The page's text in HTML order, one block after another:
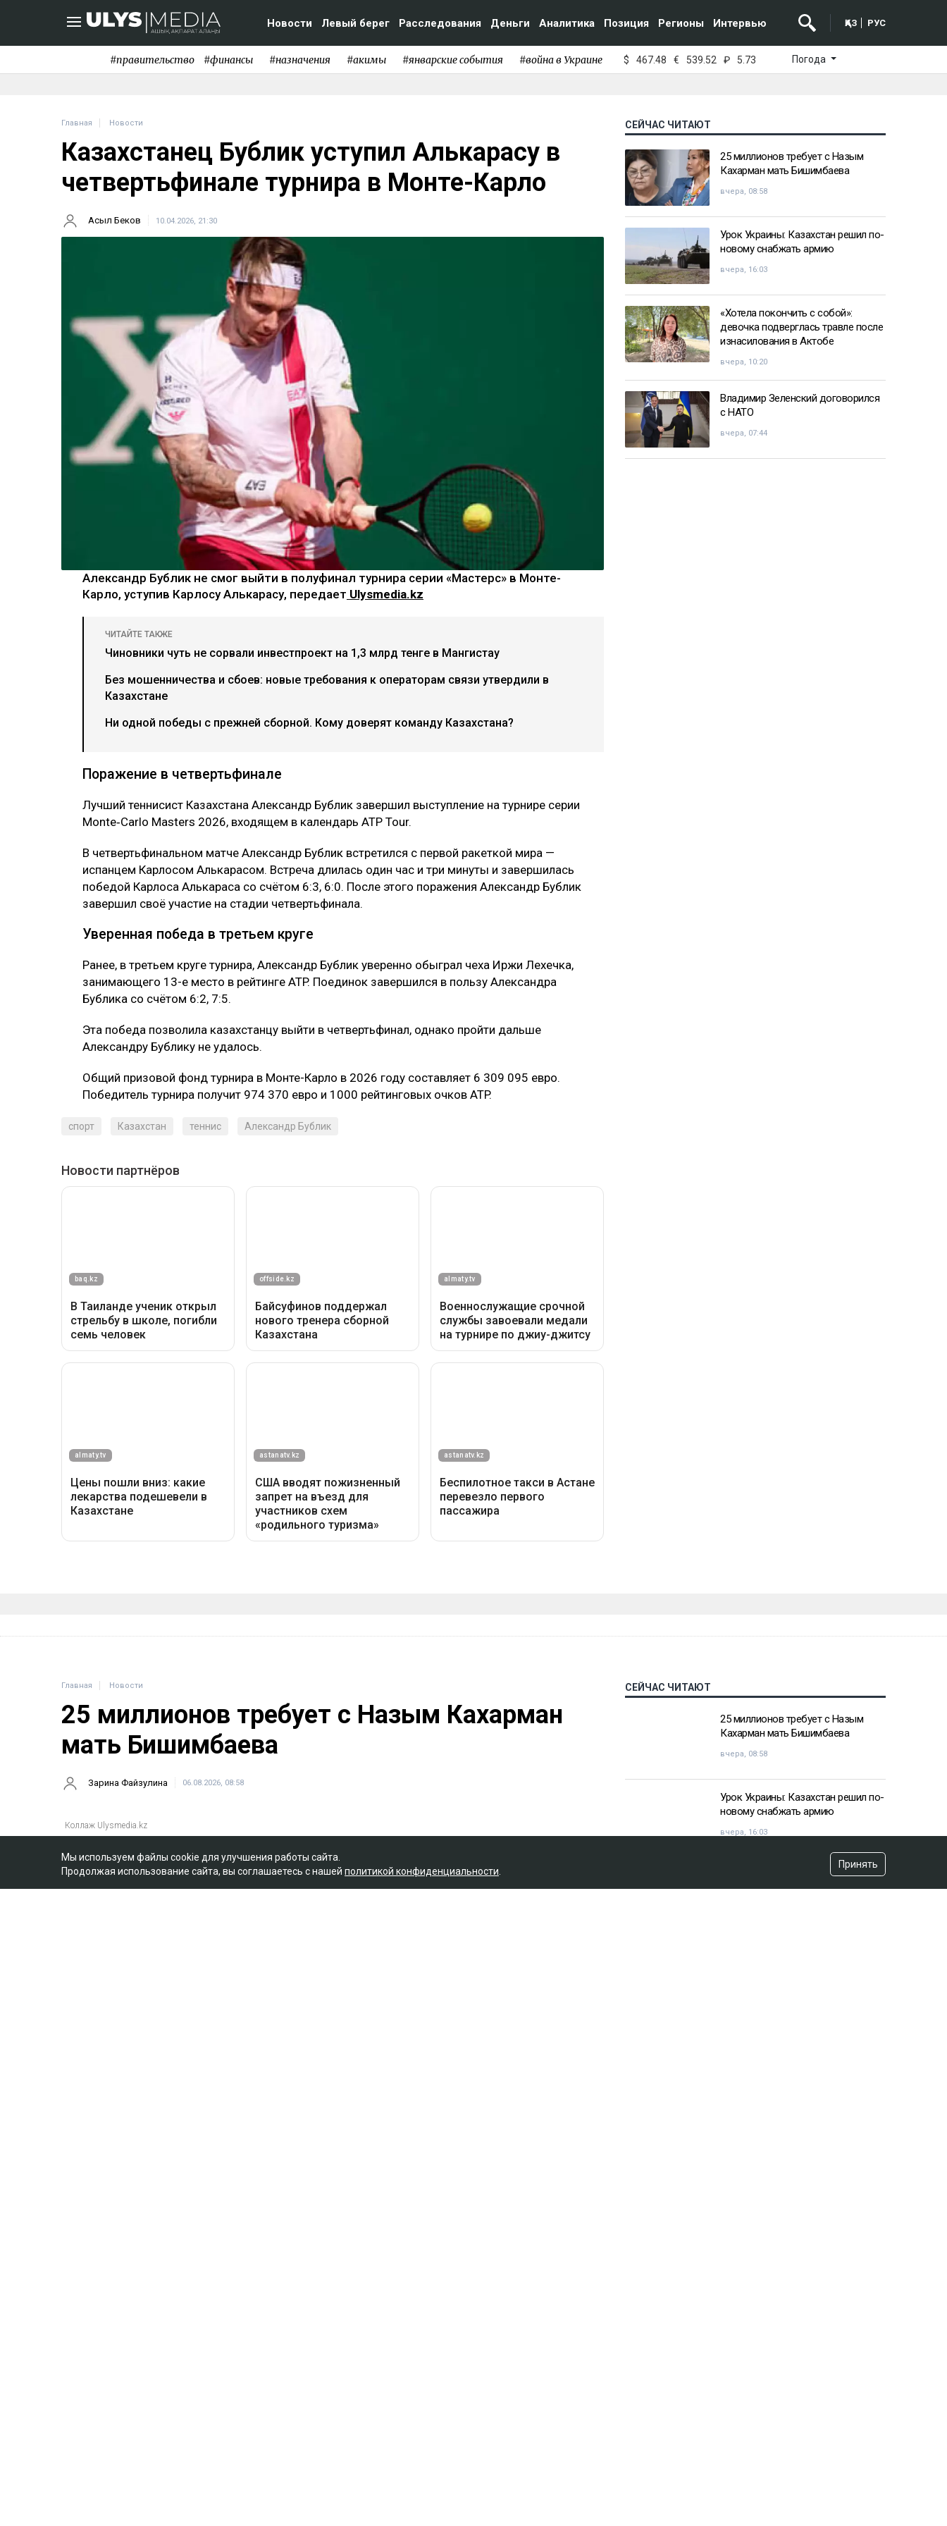
Новости Левый берег Расследования Деньги Аналитика Позиция Регионы Интервью ҚАЗ РУС
#правительство #финансы #назначения #акимы #январские события #война в Украине $ 467.48 € 539.52 ₽ 5.73 Погода
Главная Новости
Казахстанец Бублик уступил Алькарасу в
четвертьфинале турнира в Монте-Карло
Асыл Беков 10.04.2026, 21:30
Александр Бублик не смог выйти в полуфинал турнира серии «Мастерс» в Монте-
Карло, уступив Карлосу Алькарасу, передает Ulysmedia.kz
ЧИТАЙТЕ ТАКЖЕ
Чиновники чуть не сорвали инвестпроект на 1,3 млрд тенге в Мангистау
Без мошенничества и сбоев: новые требования к операторам связи утвердили в
Казахстане
Ни одной победы с прежней сборной. Кому доверят команду Казахстана?
Поражение в четвертьфинале
Лучший теннисист Казахстана Александр Бублик завершил выступление на турнире серии
Monte‑Carlo Masters 2026, входящем в календарь ATP Tour.
В четвертьфинальном матче Александр Бублик встретился с первой ракеткой мира —
испанцем Карлосом Алькарасом. Встреча длилась один час и три минуты и завершилась
победой Карлоса Алькараса со счётом 6:3, 6:0. После этого поражения Александр Бублик
завершил своё участие на стадии четвертьфинала.
Уверенная победа в третьем круге
Ранее, в третьем круге турнира, Александр Бублик уверенно обыграл чеха Иржи Лехечка,
занимающего 13-е место в рейтинге ATP. Поединок завершился в пользу Александра
Бублика со счётом 6:2, 7:5.
Эта победа позволила казахстанцу выйти в четвертьфинал, однако пройти дальше
Александру Бублику не удалось.
Общий призовой фонд турнира в Монте-Карло в 2026 году составляет 6 309 095 евро.
Победитель турнира получит 974 370 евро и 1000 рейтинговых очков ATP.
спорт Казахстан теннис Александр Бублик
СЕЙЧАС ЧИТАЮТ
25 миллионов требует с Назым
Кахарман мать Бишимбаева
вчера, 08:58
Урок Украины: Казахстан решил по-
новому снабжать армию
вчера, 16:03
«Хотела покончить с собой»:
девочка подверглась травле после
изнасилования в Актобе
вчера, 10:20
Владимир Зеленский договорился
с НАТО
вчера, 07:44
Главная Новости
25 миллионов требует с Назым Кахарман
мать Бишимбаева
Зарина Файзулина 06.08.2026, 08:58
СЕЙЧАС ЧИТАЮТ
25 миллионов требует с Назым
Кахарман мать Бишимбаева
вчера, 08:58
Урок Украины: Казахстан решил по-
новому снабжать армию
вчера, 16:03
«Хотела покончить с собой»:
девочка подверглась травле после
Мы используем файлы cookie для улучшения работы сайта.
Продолжая использование сайта, вы соглашаетесь с нашей политикой конфиденциальности
Принять